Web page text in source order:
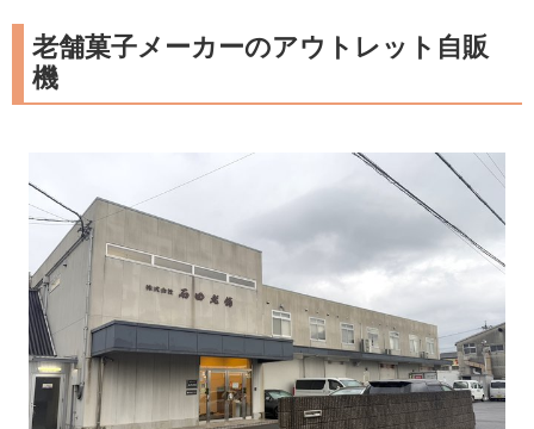
老舗菓子メーカーのアウトレット自販
機